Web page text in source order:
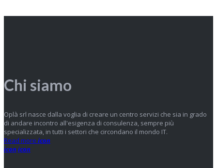
Chi siamo
Oplà srl nasce dalla voglia di creare un centro servizi che sia in grado
di andare incontro all'esigenza di consulenza, sempre più
specializzata, in tutti i settori che circondano il mondo IT.
Read more icon
iconicon